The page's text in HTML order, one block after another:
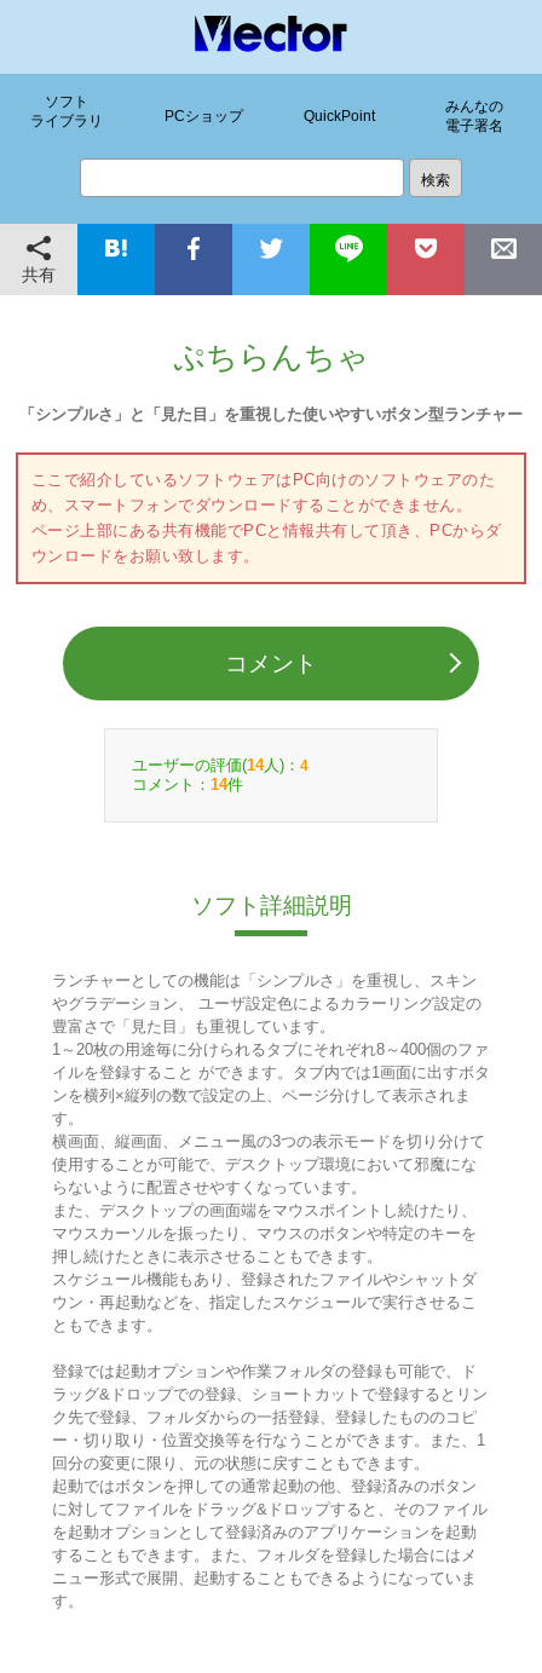
ソフト
ライブラリ
PCショップ QuickPoint
みんなの
電子署名
共有
ぷちらんちゃ
「シンプルさ」と「見た目」を重視した使いやすいボタン型ランチャー
ここで紹介しているソフトウェアはPC向けのソフトウェアのた
め、スマートフォンでダウンロードすることができません。
ページ上部にある共有機能でPCと情報共有して頂き、PCからダ
ウンロードをお願い致します。
コメント
ユーザーの評価(14人)： 4
コメント： 14件
ソフト詳細説明
ランチャーとしての機能は「シンプルさ」を重視し、スキン
やグラデーション、 ユーザ設定色によるカラーリング設定の
豊富さで「見た目」も重視しています。
1～20枚の用途毎に分けられるタブにそれぞれ8～400個のファ
イルを登録すること ができます。タブ内では1画面に出すボタ
ンを横列×縦列の数で設定の上、ページ分けして表示されま
す。
横画面、縦画面、メニュー風の3つの表示モードを切り分けて
使用することが可能で、デスクトップ環境において邪魔にな
らないように配置させやすくなっています。
また、デスクトップの画面端をマウスポイントし続けたり、
マウスカーソルを振ったり、マウスのボタンや特定のキーを
押し続けたときに表示させることもできます。
スケジュール機能もあり、登録されたファイルやシャットダ
ウン・再起動などを、指定したスケジュールで実行させるこ
ともできます。
登録では起動オプションや作業フォルダの登録も可能で、ド
ラッグ&ドロップでの登録、ショートカットで登録するとリン
ク先で登録、フォルダからの一括登録、登録したもののコピ
ー・切り取り・位置交換等を行なうことができます。また、1
回分の変更に限り、元の状態に戻すこともできます。
起動ではボタンを押しての通常起動の他、登録済みのボタン
に対してファイルをドラッグ&ドロップすると、そのファイル
を起動オプションとして登録済みのアプリケーションを起動
することもできます。また、フォルダを登録した場合にはメ
ニュー形式で展開、起動することもできるようになっていま
す。